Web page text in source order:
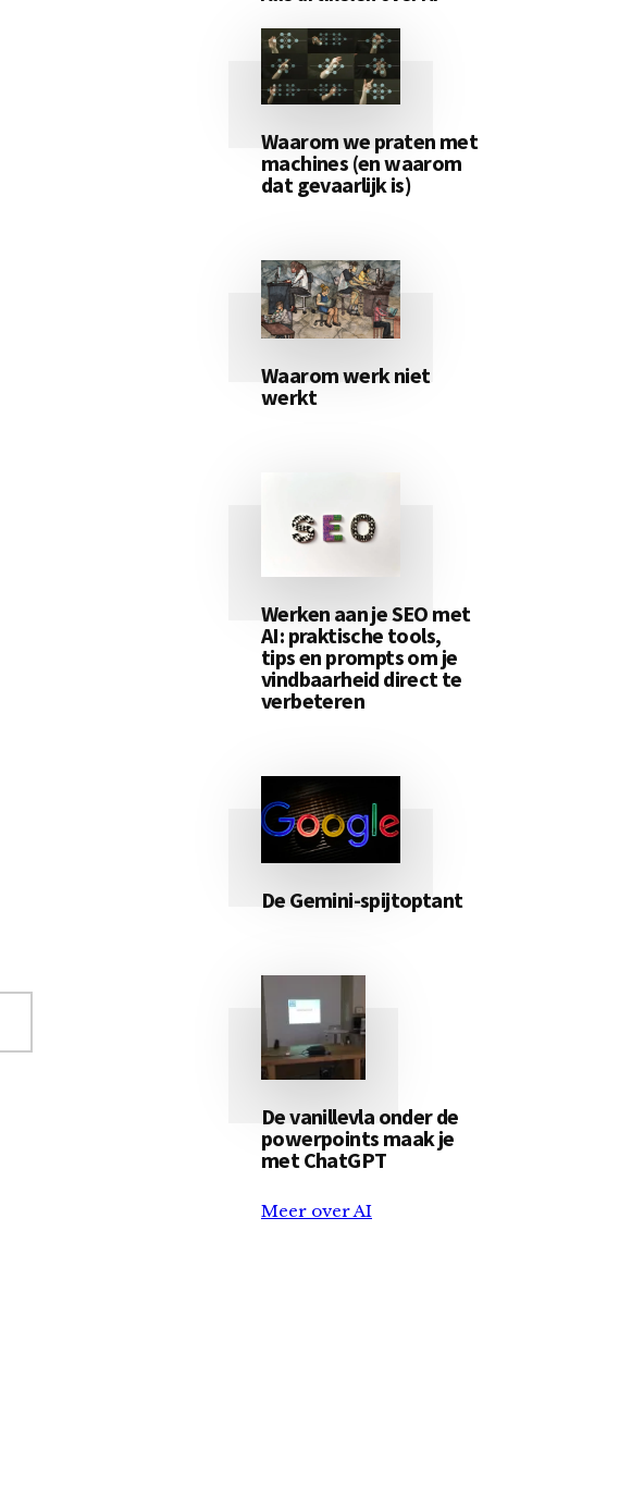
Waarom we praten met
machines (en waarom
dat gevaarlijk is)
Waarom werk niet
werkt
Werken aan je SEO met
AI: praktische tools,
tips en prompts om je
vindbaarheid direct te
verbeteren
De Gemini-spijtoptant
De vanillevla onder de
powerpoints maak je
met ChatGPT
Meer over AI